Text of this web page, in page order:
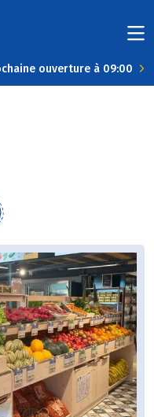
ouverture à 09:00